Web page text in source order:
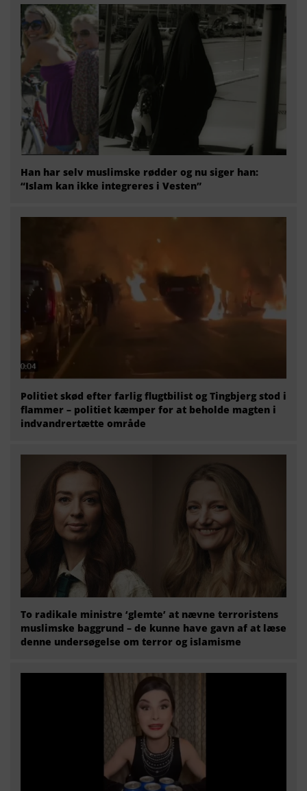
Han har selv muslimske rødder og nu siger han:
“Islam kan ikke integreres i Vesten”
Politiet skød efter farlig flugtbilist og Tingbjerg stod i
flammer – politiet kæmper for at beholde magten i
indvandrertætte område
To radikale ministre ‘glemte’ at nævne terroristens
muslimske baggrund – de kunne have gavn af at læse
denne undersøgelse om terror og islamisme